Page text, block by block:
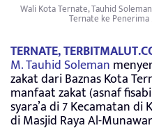
Wali Kota Ternate, Tauhid
Ternate ke
TERNATE,
M. Tauhid Soleman
zakat dari Baznas Kota
manfaat zakat (asnaf
syara’a di 7 Kecamatan
di Masjid Raya Al-